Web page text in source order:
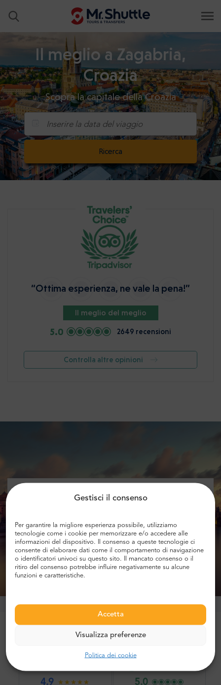
Gestisci il consenso
Per garantire la migliore esperienza possibile, utilizziamo
tecnologie come i cookie per memorizzare e/o accedere alle
informazioni del dispositivo. Il consenso a queste tecnologie ci
consente di elaborare dati come il comportamento di navigazione
o identificatori univoci su questo sito. Il mancato consenso o il
ritiro del consenso potrebbe influire negativamente su alcune
funzioni e caratteristiche.
Accetta
Visualizza preferenze
Politica dei cookie
Il meglio a Zagabria,
Croazia
Scopra la capitale della Croazia
Inserire la data del viaggio
Ricerca
“Ottima esperienza, ne vale la pena!”
Il meglio del meglio
5.0 2649 recensioni
Controlla altre opinioni
Aggiungi la tua e-mail e ricevi
Ottenere lo sconto
Più di 1 milione di clienti si fidano di noi
4.9 5.0